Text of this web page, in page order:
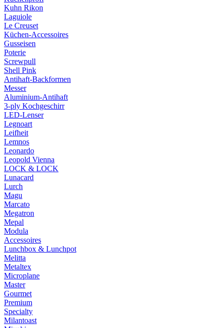
Kuhn Rikon
Laguiole
Le Creuset
Küchen-Accessoires
Gusseisen
Poterie
Screwpull
Shell Pink
Antihaft-Backformen
Messer
Aluminium-Antihaft
3-ply Kochgeschirr
LED-Lenser
Legnoart
Leifheit
Lemnos
Leonardo
Leopold Vienna
LOCK & LOCK
Lunacard
Lurch
Magu
Marcato
Megatron
Mepal
Modula
Accessoires
Lunchbox & Lunchpot
Melitta
Metaltex
Microplane
Master
Gourmet
Premium
Specialty
Milantoast